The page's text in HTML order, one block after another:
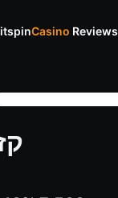
Casino Reviews